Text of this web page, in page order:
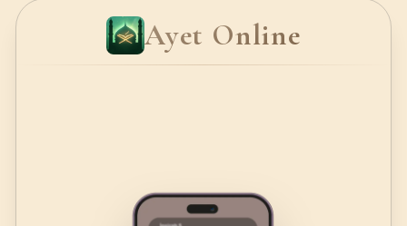
Ayet Online